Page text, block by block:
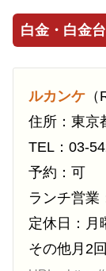
白金・白金
ルカンケ
住所：東京
TEL：03-
予約：可
ランチ営業
定休日：月
その他月2